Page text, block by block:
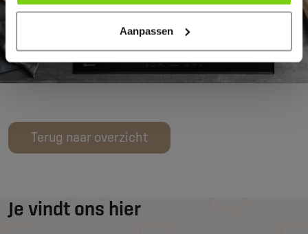
Aanpassen
Terug naar overzicht
Je vindt ons hier